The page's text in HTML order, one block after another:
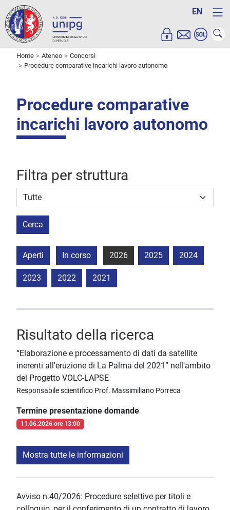
EN
Home Ateneo
Concorsi
Procedure comparative incarichi lavoro autonomo
Procedure comparative
incarichi lavoro autonomo
Filtra per struttura
Struttura stipulante
Cerca
Aperti In corso 2026 2025 2024
2023 2022 2021
Risultato della ricerca
“Elaborazione e processamento di dati da satellite
inerenti all'eruzione di La Palma del 2021” nell'ambito
del Progetto VOLC-LAPSE
Responsabile scientifico Prof. Massimiliano Porreca
Termine presentazione domande
11.06.2026 ore 13:00
Mostra tutte le informazioni
Avviso n.40/2026: Procedure selettive per titoli e